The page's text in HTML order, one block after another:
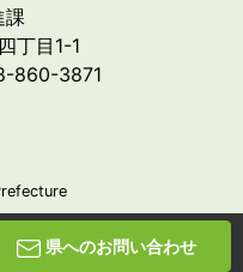
県へのお問い合わせ
課
丁目1-1
860-3871